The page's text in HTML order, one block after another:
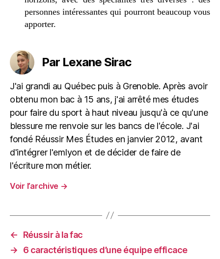
personnes intéressantes qui pourront beaucoup vous
apporter.
Par Lexane Sirac
J'ai grandi au Québec puis à Grenoble. Après avoir
obtenu mon bac à 15 ans, j'ai arrêté mes études
pour faire du sport à haut niveau jusqu'à ce qu'une
blessure me renvoie sur les bancs de l'école. J'ai
fondé Réussir Mes Études en janvier 2012, avant
d'intégrer l'emlyon et de décider de faire de
l'écriture mon métier.
Voir l’archive →
←
Réussir à la fac
→
6 caractéristiques d’une équipe efficace